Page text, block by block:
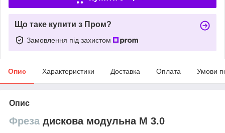
Що таке купити з Пром?
Замовлення під захистом
Опис Характеристики Доставка Оплата Умови
Опис
Фреза дискова модульна М 3.0